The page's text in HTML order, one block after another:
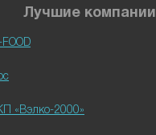
Лучшие компании
FOOD
«Вэлко-2000»